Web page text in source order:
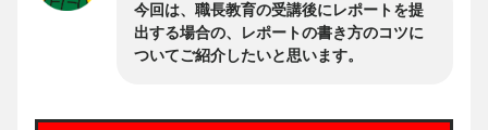
今回は、職長教育の受講後にレポートを提
出する場合の、レポートの書き方のコツに
ついてご紹介したいと思います。